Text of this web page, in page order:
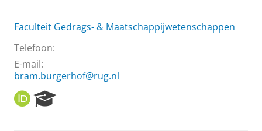
Faculteit Gedrags- & Maatschappijwetenschappen
Telefoon:
E-mail:
bram.burgerhof@rug.nl
O
R